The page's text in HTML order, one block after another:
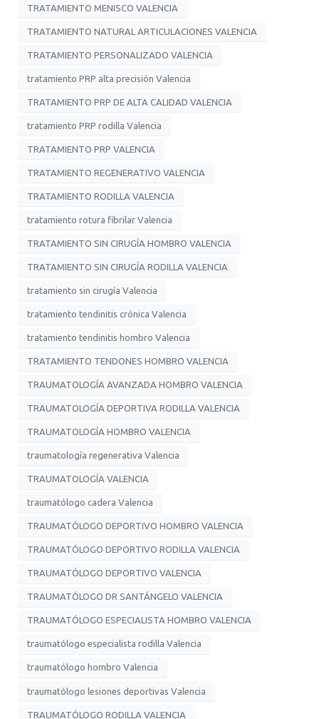
TRATAMIENTO MENISCO VALENCIA
TRATAMIENTO NATURAL ARTICULACIONES VALENCIA
TRATAMIENTO PERSONALIZADO VALENCIA
tratamiento PRP alta precisión Valencia
TRATAMIENTO PRP DE ALTA CALIDAD VALENCIA
tratamiento PRP rodilla Valencia
TRATAMIENTO PRP VALENCIA
TRATAMIENTO REGENERATIVO VALENCIA
TRATAMIENTO RODILLA VALENCIA
tratamiento rotura fibrilar Valencia
TRATAMIENTO SIN CIRUGÍA HOMBRO VALENCIA
TRATAMIENTO SIN CIRUGÍA RODILLA VALENCIA
tratamiento sin cirugía Valencia
tratamiento tendinitis crónica Valencia
tratamiento tendinitis hombro Valencia
TRATAMIENTO TENDONES HOMBRO VALENCIA
TRAUMATOLOGÍA AVANZADA HOMBRO VALENCIA
TRAUMATOLOGÍA DEPORTIVA RODILLA VALENCIA
TRAUMATOLOGÍA HOMBRO VALENCIA
traumatología regenerativa Valencia
TRAUMATOLOGÍA VALENCIA
traumatólogo cadera Valencia
TRAUMATÓLOGO DEPORTIVO HOMBRO VALENCIA
TRAUMATÓLOGO DEPORTIVO RODILLA VALENCIA
TRAUMATÓLOGO DEPORTIVO VALENCIA
TRAUMATÓLOGO DR SANTÁNGELO VALENCIA
TRAUMATÓLOGO ESPECIALISTA HOMBRO VALENCIA
traumatólogo especialista rodilla Valencia
traumatólogo hombro Valencia
traumatólogo lesiones deportivas Valencia
TRAUMATÓLOGO RODILLA VALENCIA